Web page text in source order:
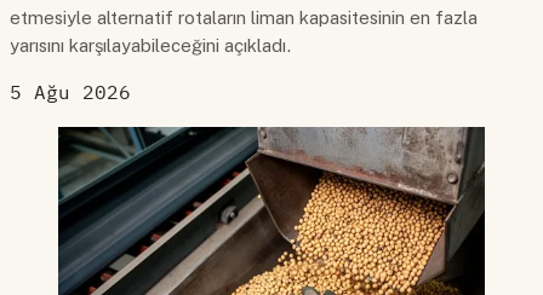
etmesiyle alternatif rotaların liman kapasitesinin en fazla
yarısını karşılayabileceğini açıkladı.
5 Ağu 2026